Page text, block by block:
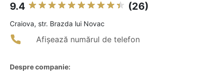
9.4 (26)
Craiova, str. Brazda lui Novac
Afișează numărul de telefon
Despre companie: